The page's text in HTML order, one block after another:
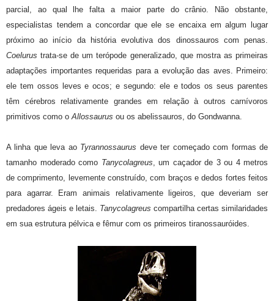
parcial, ao qual lhe falta a maior parte do crânio. Não obstante,
especialistas tendem a concordar que ele se encaixa em algum lugar
próximo ao início da história evolutiva dos dinossauros com penas.
Coelurus trata-se de um terópode generalizado, que mostra as primeiras
adaptações importantes requeridas para a evolução das aves. Primeiro:
ele tem ossos leves e ocos; e segundo: ele e todos os seus parentes
têm cérebros relativamente grandes em relação à outros carnívoros
primitivos como oAllossaurus ou os abelissauros, do Gondwanna.
A linha que leva ao Tyrannossaurus deve ter começado com formas de
tamanho moderado como Tanycolagreus, um caçador de 3 ou 4 metros
de comprimento, levemente construído, com braços e dedos fortes feitos
para agarrar. Eram animais relativamente ligeiros, que deveriam ser
predadores ágeis e letais. Tanycolagreus compartilha certas similaridades
em sua estrutura pélvica e fêmur com os primeiros tiranossauróides.